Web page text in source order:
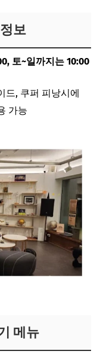
보
토~일까지는 10:00
드, 쿠퍼 피낭시에
가능
메뉴